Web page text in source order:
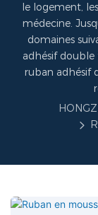
le logement,
médecine.
domaines
adhésif
ruban adhésif